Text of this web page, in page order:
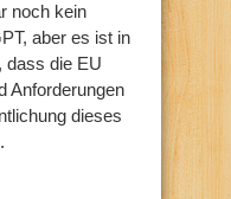
noch kein
aber es ist in
dass die EU
Anforderungen
dieses